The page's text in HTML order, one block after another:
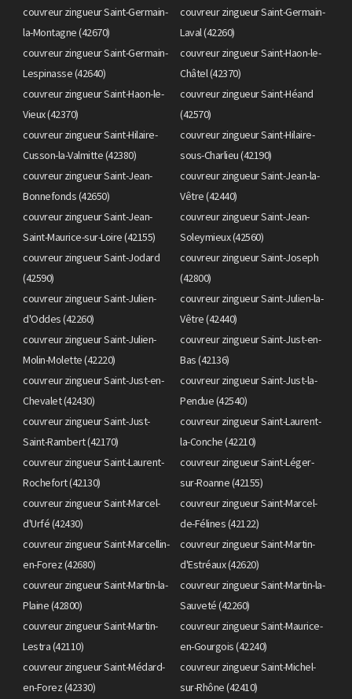
couvreur zingueur Saint-Germain-
la-Montagne (42670)
couvreur zingueur Saint-Germain-
Laval (42260)
couvreur zingueur Saint-Germain-
Lespinasse (42640)
couvreur zingueur Saint-Haon-le-
Châtel (42370)
couvreur zingueur Saint-Haon-le-
Vieux (42370)
couvreur zingueur Saint-Héand
(42570)
couvreur zingueur Saint-Hilaire-
Cusson-la-Valmitte (42380)
couvreur zingueur Saint-Hilaire-
sous-Charlieu (42190)
couvreur zingueur Saint-Jean-
Bonnefonds (42650)
couvreur zingueur Saint-Jean-la-
Vêtre (42440)
couvreur zingueur Saint-Jean-
Saint-Maurice-sur-Loire (42155)
couvreur zingueur Saint-Jean-
Soleymieux (42560)
couvreur zingueur Saint-Jodard
(42590)
couvreur zingueur Saint-Joseph
(42800)
couvreur zingueur Saint-Julien-
d'Oddes (42260)
couvreur zingueur Saint-Julien-la-
Vêtre (42440)
couvreur zingueur Saint-Julien-
Molin-Molette (42220)
couvreur zingueur Saint-Just-en-
Bas (42136)
couvreur zingueur Saint-Just-en-
Chevalet (42430)
couvreur zingueur Saint-Just-la-
Pendue (42540)
couvreur zingueur Saint-Just-
Saint-Rambert (42170)
couvreur zingueur Saint-Laurent-
la-Conche (42210)
couvreur zingueur Saint-Laurent-
Rochefort (42130)
couvreur zingueur Saint-Léger-
sur-Roanne (42155)
couvreur zingueur Saint-Marcel-
d'Urfé (42430)
couvreur zingueur Saint-Marcel-
de-Félines (42122)
couvreur zingueur Saint-Marcellin-
en-Forez (42680)
couvreur zingueur Saint-Martin-
d'Estréaux (42620)
couvreur zingueur Saint-Martin-la-
Plaine (42800)
couvreur zingueur Saint-Martin-la-
Sauveté (42260)
couvreur zingueur Saint-Martin-
Lestra (42110)
couvreur zingueur Saint-Maurice-
en-Gourgois (42240)
couvreur zingueur Saint-Médard-
en-Forez (42330)
couvreur zingueur Saint-Michel-
sur-Rhône (42410)